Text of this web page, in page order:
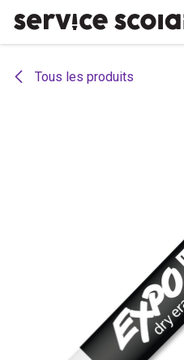
Tous les produits